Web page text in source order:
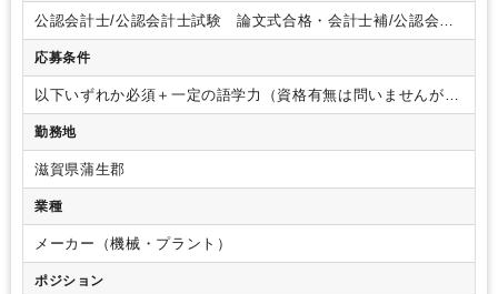
ーションや海外出張、将来的には現地法人のマネジメントを担
う「海外出向」の可能性もございます。単なる「集計」では
なく、数字の裏にある「真実」を突き止め、経営層に正しく進
言する「攻めの業績管理」を行います。 具体的には、・月
次・四半期の実績管理と業績予測
└毎月の実績集計と残りの期
間の着地予想（見通し）の策定└予算と実績に乖離がある場
合、その「要因」を詳細に分析
ど予算との乖離がある場合、深堀りや追及が必要な場面もござ
います。
員や経営層へ報告 ✓若手であっても役員と直接対話し、経営
判断に資する情報を提供する機会が日常的にございます。
次世代の業績管理手法の導入└管理部独自で進めているAIを活
用した管理手法の改善企画や運用推進。
公認会計士/公認会計士試験 論文式合格・会計士補/公認会計
士試験 短答式合格/税理士/税理士 シングルマスター/税理
士 ダブルマスター/USCPA
応募条件
以下いずれか必須＋一定の語学力（資格有無は問いませんが、
TOEIC600点目安でスピーキング力を評価します。）・経理・
財務、経営企画、事業企画、海外営業、調達購買、生産管理な
ど日々数字と向き合う職種の実務経験
など妥協せずに原因究明を行う必要のある職種の御経験
ンサルティング業界でのご経験がある方（数字から事業課題を
特定し、論理的に説明できる方）・銀行・金融機関出身の方
（人当たりが良く、数字に対する感度と追求力が高い方）
（歓迎要件）・PCスキル： Excelを駆使した高度なデータ集
計・分析スキル
勤務地
滋賀県蒲生郡
業種
メーカー（機械・プラント）
ポジション